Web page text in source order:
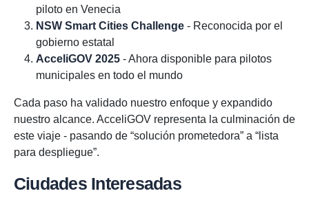
piloto en Venecia
NSW Smart Cities Challenge - Reconocida por el
gobierno estatal
AcceliGOV 2025 - Ahora disponible para pilotos
municipales en todo el mundo
Cada paso ha validado nuestro enfoque y expandido
nuestro alcance. AcceliGOV representa la culminación de
este viaje - pasando de “solución prometedora” a “lista
para despliegue”.
Ciudades Interesadas